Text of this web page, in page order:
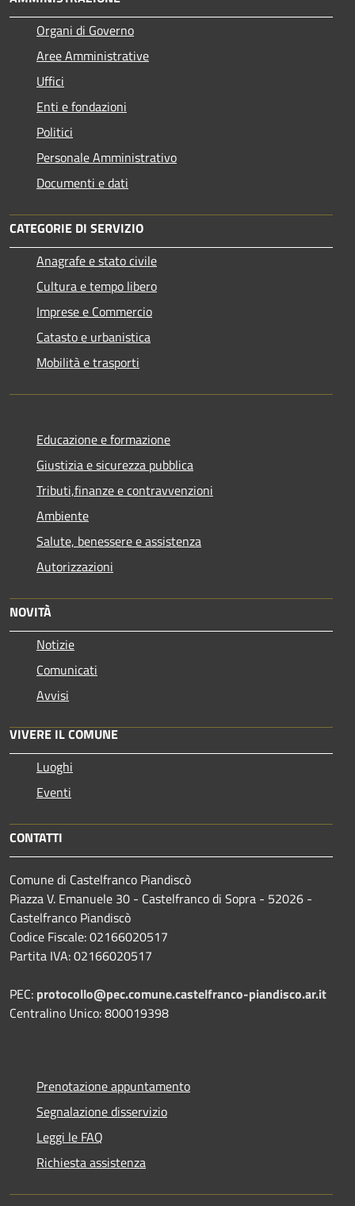
Organi di Governo
Aree Amministrative
Uffici
Enti e fondazioni
Politici
Personale Amministrativo
Documenti e dati
CATEGORIE DI SERVIZIO
Anagrafe e stato civile
Cultura e tempo libero
Imprese e Commercio
Catasto e urbanistica
Mobilità e trasporti
Educazione e formazione
Giustizia e sicurezza pubblica
Tributi,finanze e contravvenzioni
Ambiente
Salute, benessere e assistenza
Autorizzazioni
NOVITÀ
Notizie
Comunicati
Avvisi
VIVERE IL COMUNE
Luoghi
Eventi
CONTATTI
Comune di Castelfranco Piandiscò
Piazza V. Emanuele 30 - Castelfranco di Sopra - 52026 -
Castelfranco Piandiscò
Codice Fiscale: 02166020517
Partita IVA: 02166020517
PEC: protocollo@pec.comune.castelfranco-piandisco.ar.it
Centralino Unico: 800019398
Prenotazione appuntamento
Segnalazione disservizio
Leggi le FAQ
Richiesta assistenza